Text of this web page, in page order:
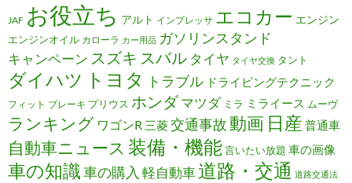
JAF お役立ち アルト インプレッサ エコカー エンジン
エンジンオイル カローラ カー用品 ガソリンスタンド
キャンペーン スズキ スバル タイヤ タイヤ交換 タント
ダイハツ トヨタ トラブル ドライビングテクニック
フィット ブレーキ プリウス ホンダマツダ ミラ ミライース ムーヴ
ランキング ワゴンR 三菱交通事故動画 日産 普通車
自動車ニュース 装備・機能言いたい放題 車の画像
車の知識車の購入 軽自動車道路・交通 道路交通法